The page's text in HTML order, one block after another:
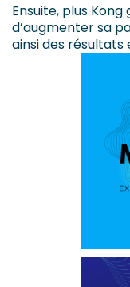
Ensuite, plus
d’augmenter sa
ainsi des résultats